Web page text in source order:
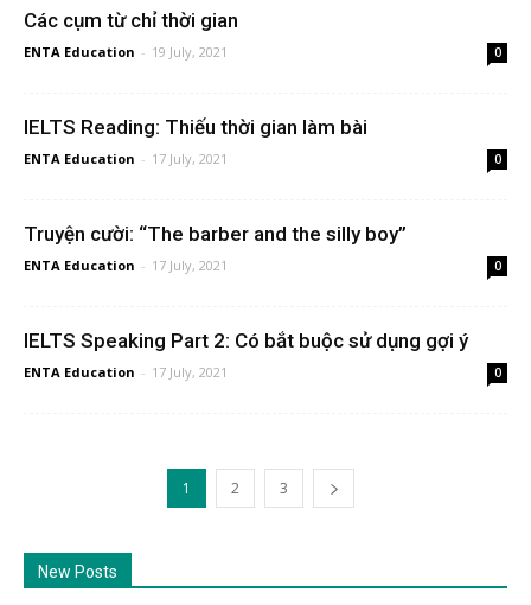
Các cụm từ chỉ thời gian
ENTA Education - 19 July, 2021 0
IELTS Reading: Thiếu thời gian làm bài
ENTA Education - 17 July, 2021 0
Truyện cười: “The barber and the silly boy”
ENTA Education - 17 July, 2021 0
IELTS Speaking Part 2: Có bắt buộc sử dụng gợi ý
ENTA Education - 17 July, 2021 0
1 2 3
New Posts